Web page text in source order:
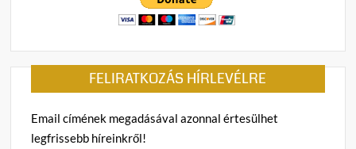
FELIRATKOZÁS HÍRLEVÉLRE
Email címének megadásával azonnal értesülhet
legfrissebb híreinkről!